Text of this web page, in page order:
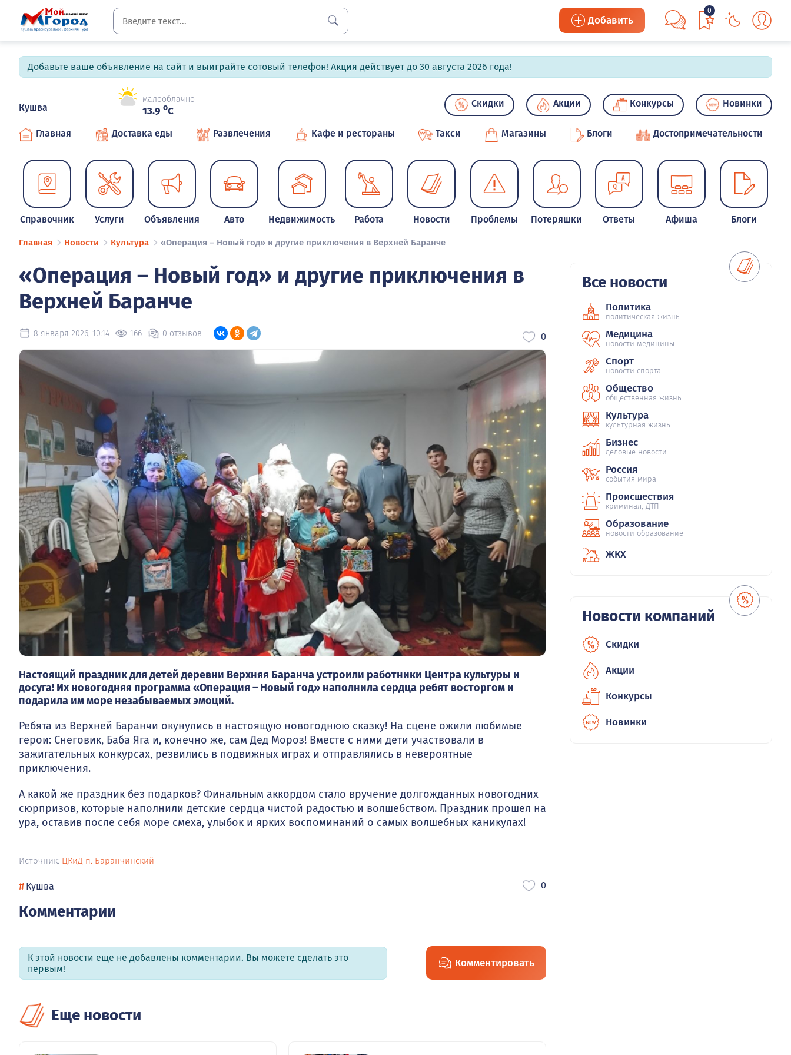
Добавить
0
Добавьте ваше объявление на сайт и выиграйте сотовый телефон! Акция действует до 30 августа 2026 года!
Кушва
малооблачно
13.9 oC
Скидки Акции Конкурсы Новинки
Главная Доставка еды Развлечения Кафе и рестораны Такси Магазины Блоги Достопримечательности
Справочник Услуги Объявления Авто Недвижимость Работа Новости Проблемы Потеряшки Ответы Афиша Блоги
Главная Новости Культура «Операция – Новый год» и другие приключения в Верхней Баранче
«Операция – Новый год» и другие приключения в
Верхней Баранче
8 января 2026, 10:14 166 0 отзывов 0
Настоящий праздник для детей деревни Верхняя Баранча устроили работники Центра культуры и
досуга! Их новогодняя программа «Операция – Новый год» наполнила сердца ребят восторгом и
подарила им море незабываемых эмоций.
Ребята из Верхней Баранчи окунулись в настоящую новогоднюю сказку! На сцене ожили любимые
герои: Снеговик, Баба Яга и, конечно же, сам Дед Мороз! Вместе с ними дети участвовали в
зажигательных конкурсах, резвились в подвижных играх и отправлялись в невероятные
приключения.
А какой же праздник без подарков? Финальным аккордом стало вручение долгожданных новогодних
сюрпризов, которые наполнили детские сердца чистой радостью и волшебством. Праздник прошел на
ура, оставив после себя море смеха, улыбок и ярких воспоминаний о самых волшебных каникулах!
Источник: ЦКиД п. Баранчинский
# Кушва 0
Комментарии
К этой новости еще не добавлены комментарии. Вы можете сделать это
первым!
Комментировать
Еще новости
Все новости
Политика
политическая жизнь
Медицина
новости медицины
Спорт
новости спорта
Общество
общественная жизнь
Культура
культурная жизнь
Бизнес
деловые новости
Россия
события мира
Происшествия
криминал, ДТП
Образование
новости образование
ЖКХ
Новости компаний
Скидки
Акции
Конкурсы
Новинки